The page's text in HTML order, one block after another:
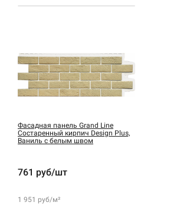
Фасадная панель Grand Line
Состаренный кирпич Design Plus,
Ваниль с белым швом
761 руб/шт
1 951 руб/м²